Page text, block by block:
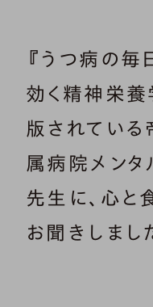
『うつ病の毎
効く精神栄養
版されてい
属病院メン
先生に、心と
お聞きしまし